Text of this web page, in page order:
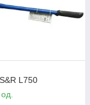
L750